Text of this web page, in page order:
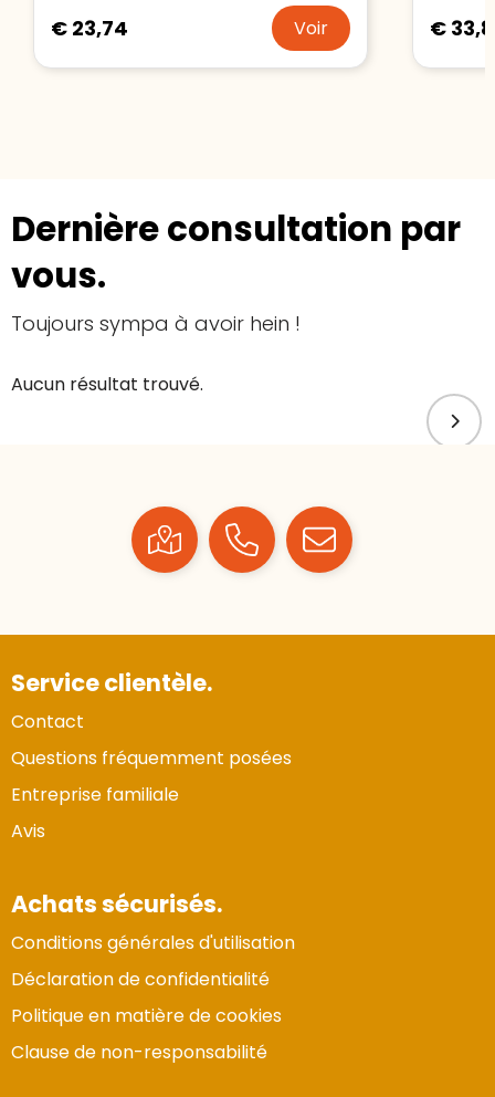
€ 23,74 Voir €
Dernière consultation par
vous.
Toujours sympa à avoir hein !
Aucun résultat trouvé.
Service clientèle.
Contact
Questions fréquemment posées
Entreprise familiale
Avis
Achats sécurisés.
Conditions générales d'utilisation
Déclaration de confidentialité
Politique en matière de cookies
Clause de non-responsabilité